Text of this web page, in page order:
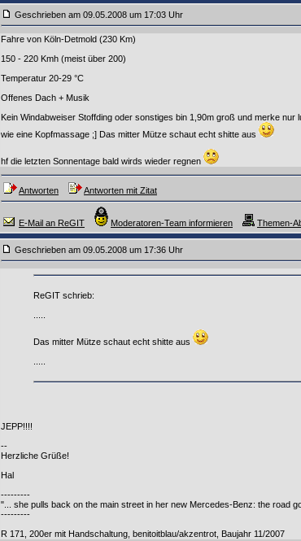
Geschrieben am 09.05.2008 um 17:03 Uhr
Fahre von Köln-Detmold (230 Km)
150 - 220 Kmh (meist über 200)
Temperatur 20-29 °C
Offenes Dach + Musik
Kein Windabweiser Stoffding oder sonstiges bin 1,90m groß und merke
wie eine Kopfmassage ;] Das mitter Mütze schaut echt shitte aus
hf die letzten Sonnentage bald wirds wieder regnen
Antworten Antworten mit Zitat
E-Mail an ReGIT Moderatoren-Team informieren Themen-
Geschrieben am 09.05.2008 um 17:36 Uhr
ReGIT schrieb:
Das mitter Mütze schaut echt shitte aus
JEPP!!!!
--
Herzliche Grüße!
Hal
---------
"... she pulls back on the main street in her new Mercedes-Benz: the road
---------
R 171, 200er mit Handschaltung, benitoitblau/akzentrot, Baujahr 11/2007